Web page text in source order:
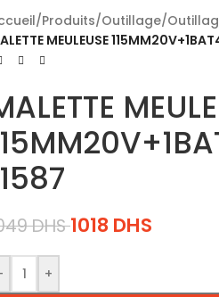
/Produits/Outillage/
MEULEUSE
DHS 1018 DHS
+